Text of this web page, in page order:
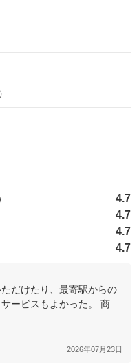
）
）
4.7
4.7
4.7
4.7
だけたり、最寄駅からの
ービスもよかった。 商
2026年07月23日